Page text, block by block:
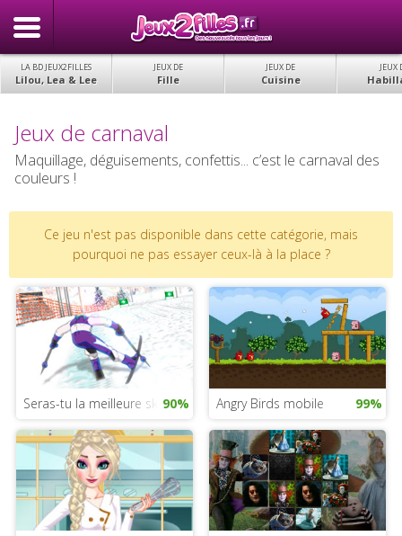
LA BD JEUX2FILLES
Lilou, Lea & Lee
JEUX DE
Fille
JEUX DE
Cuisine
JEUX
Jeux de carnaval
Maquillage, déguisements, confettis... c’est le carnaval des
couleurs !
Ce jeu n'est pas disponible dans cette catégorie, mais
pourquoi ne pas essayer ceux-là à la place ?
Seras-tu la meilleure skieuse ?
90% Angry Birds mobile 99%